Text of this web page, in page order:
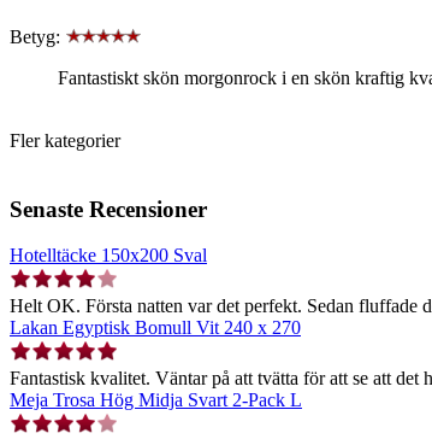
Betyg:
Fantastiskt skön morgonrock i en skön kraftig
Fler kategorier
Senaste Recensioner
Hotelltäcke 150x200 Sval
Helt OK. Första natten var det perfekt. Sedan
Lakan Egyptisk Bomull Vit 240 x 270
Fantastisk kvalitet. Väntar på att tvätta för att se att det
Meja Trosa Hög Midja Svart 2-Pack L